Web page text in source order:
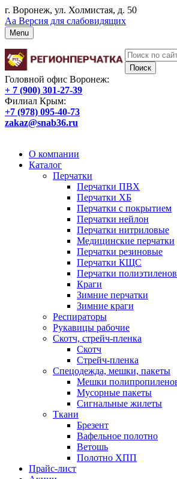
г. Воронеж, ул. Холмистая, д. 50
Аа Версия для слабовидящих
Menu
Головной офис Воронеж:
+ 7 (900) 301-27-39
Филиал Крым:
+7 (978) 095-40-73
zakaz@snab36.ru
О компании
Каталог
Перчатки
Перчатки ПВХ
Перчатки ХБ
Перчатки с покрытием
Перчатки нейлон
Перчатки нитриловые
Медицинские перчатки
Перчатки резиновые
Перчатки КЩС
Перчатки
Краги
Зимние перчатки
Зимние краги
Респираторы
Рукавицы рабочие
Скотч, стрейч-пленка
Скотч
Стрейч-пленка
Спецодежда, мешки, пакеты
Мешки
Мусорные пакеты
Сигнальные жилеты
Ткани
Брезент
Вафельное полотно
Ветошь
Полотно ХПП
Прайс-лист